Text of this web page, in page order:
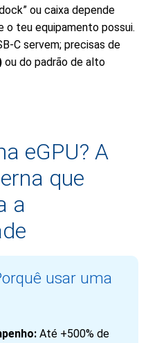
ou caixa depende
teu equipamento possui.
C servem; precisas de
ou do padrão de alto
eGPU? A
que
a
usar uma
Até +500% de